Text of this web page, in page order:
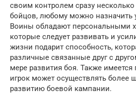
своим контролем сразу
бойцов, любому можно назначить
Воины обладают персональными
которые следует развивать и
жизни подарит способность,
различные связанные друг с
мере развития боя. Также имеется
игрок может осуществлять более
развитию боевой кампании.